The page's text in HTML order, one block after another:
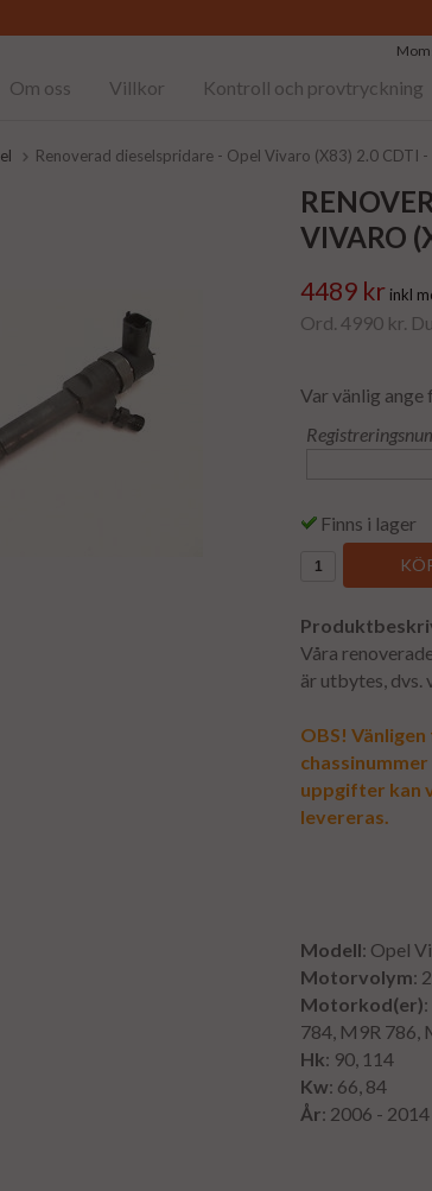
Om oss Villkor Kontroll och provtryckning
Renoverad dieselspridare - Opel Vivaro (X83) 2.0 CDTI
VIVARO
4489 kr inkl
Ord. 4990 kr.
Var vänlig ange
Finns i lager
Våra
är utbytes, dvs.
OBS!
uppgifter kan
levereras.
Modell: Opel
Motorvolym:
Motorkod(er)
784, M9R 786,
Hk: 90, 114
Kw: 66, 84
År: 2006 - 2014